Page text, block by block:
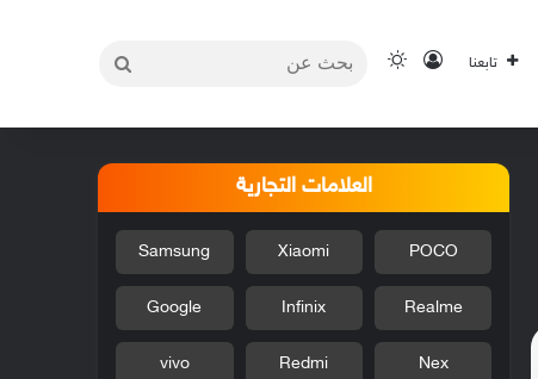
تابعنا تسجيل الدخول
الوضع المظلم
العلامات التجارية
POCO
Xiaomi
Samsung
Realme
Infinix
Google
Nex
Redmi
vivo